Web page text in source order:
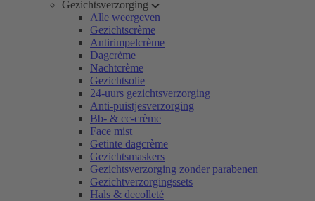
Gezichtsverzorging
Alle weergeven
Gezichtscrème
Antirimpelcrème
Dagcrème
Nachtcrème
Gezichtsolie
24-uurs gezichtsverzorging
Anti-puistjesverzorging
Bb- & cc-crème
Face mist
Getinte dagcrème
Gezichtsmaskers
Gezichtsverzorging zonder parabenen
Gezichtverzorgingssets
Hals & decolleté